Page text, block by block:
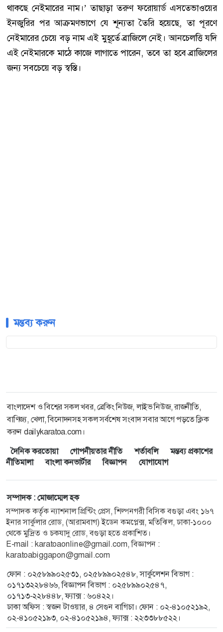
থাকছে নেইমারের নাম।’ তাছাড়া তরুণ ফরোয়ার্ড এসতেভাওয়ের
ইনজুরির পর আক্রমণভাগে যে শূন্যতা তৈরি হয়েছে, তা পূরণে
নেইমারের চেয়ে বড় নাম এই মুহূর্তে ব্রাজিলে নেই। আনচেলত্তি যদি
এই নেইমারকে মাঠে কাজে লাগাতে পারেন, তবে তা হবে ব্রাজিলের
জন্য সবচেয়ে বড় স্বস্তি।
মন্তব্য করুন
বাংলাদেশ ও বিশ্বের সকল খবর, ব্রেকিং নিউজ, লাইভ নিউজ, রাজনীতি,
বাণিজ্য, খেলা, বিনোদনসহ সকল সর্বশেষ সংবাদ সবার আগে পড়তে ক্লিক
করুন dailykaratoa.com।
দৈনিক করতোয়া
গোপনীয়তার নীতি শর্তাবলি
মন্তব্য প্রকাশের
নীতিমালা
বাংলা কনভার্টার বিজ্ঞাপন যোগাযোগ
সম্পাদক : মোজাম্মেল হক
সম্পাদক কর্তৃক ন্যাশনাল প্রিন্টিং প্রেস, শিল্পনগরী বিসিক বগুড়া এবং ১৬৭
ইনার সার্কুলার রোড, (আরামবাগ) ইডেন কমপ্লেক্স, মতিঝিল, ঢাকা-১০০০
থেকে মুদ্রিত ও চকযাদু রোড, বগুড়া হতে প্রকাশিত।
E-mail : karatoaonline@gmail.com, বিজ্ঞাপন :
karatoabiggapon@gmail.com
ফোন : ০২৫৮৯৯০২৫৩১, ০২৫৮৯৯০২৫৪৮, সার্কুলেশন বিভাগ :
০১৭১৩২২৮৪৬৬, বিজ্ঞাপন বিভাগ : ০২৫৮৯৯০২৫৪৭,
০১৭১৩-২২৮৪৪৮, ফ্যাক্স : ৬০৪২২।
ঢাকা অফিস : স্বজন টাওয়ার, ৪ সেগুন বাগিচা। ফোন : ০২-৪১০৫২১৯২,
০২-৪১০৫২১৯৩, ০২-৪১০৫২১৯৪, ফ্যাক্স : ২২৩৩৮৮৫২২।